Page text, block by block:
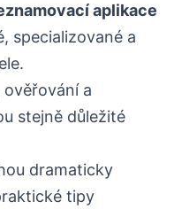
aplikace
specializované a
a
stejně důležité
dramaticky
tipy